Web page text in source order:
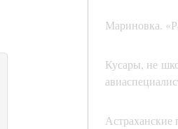
Мариновка.
Кусары, не
Астраханские